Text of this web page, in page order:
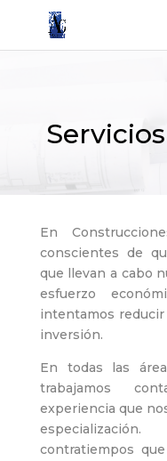
Servicios
En
conscientes de
que llevan a cabo
esfuerzo
intentamos
inversión.
En todas las
trabajamos
experiencia que
contratiempos